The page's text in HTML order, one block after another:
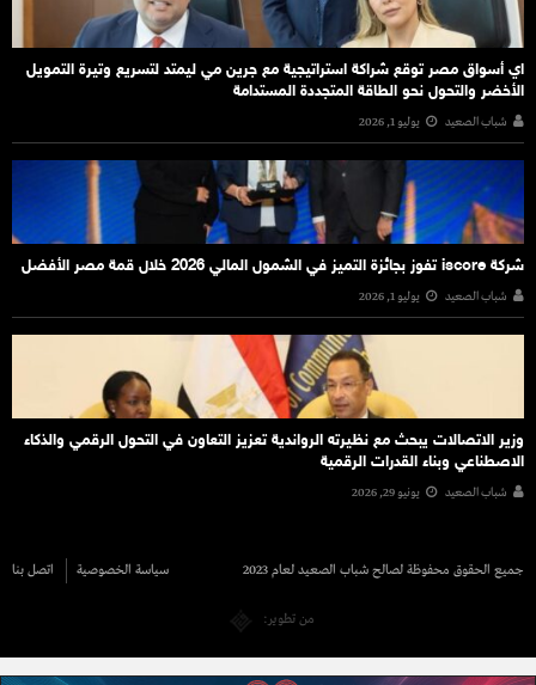
اي أسواق مصر توقع شراكة استراتيجية مع جرين مي ليمتد لتسريع وتيرة التمويل
الأخضر والتحول نحو الطاقة المتجددة المستدامة
شباب الصعيد يوليو 1, 2026
شركة iscore تفوز بجائزة التميز في الشمول المالي 2026 خلال قمة مصر الأفضل
شباب الصعيد يوليو 1, 2026
وزير الاتصالات يبحث مع نظيرته الرواندية تعزيز التعاون في التحول الرقمي والذكاء
الاصطناعي وبناء القدرات الرقمية
شباب الصعيد يونيو 29, 2026
جميع الحقوق محفوظة لصالح شباب الصعيد لعام 2023 سياسة الخصوصية اتصل بنا
من تطوير: